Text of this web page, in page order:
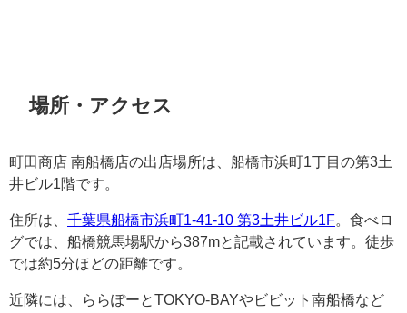
場所・アクセス
町田商店 南船橋店の出店場所は、船橋市浜町1丁目の第3土
井ビル1階です。
住所は、 千葉県船橋市浜町1-41-10 第3土井ビル1F。食べロ
グでは、船橋競馬場駅から387mと記載されています。徒歩
では約5分ほどの距離です。
近隣には、ららぽーとTOKYO-BAYやビビット南船橋など